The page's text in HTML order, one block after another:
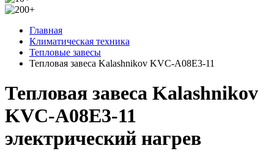
Главная
Климатическая техника
Тепловые завесы
Тепловая завеса Kalashnikov KVC-A08E3-11
Тепловая завеса Kalashnikov
KVC-A08E3-11
электрический нагрев